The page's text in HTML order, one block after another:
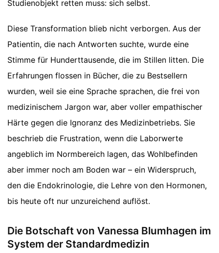
Studienobjekt retten muss: sich selbst.
Diese Transformation blieb nicht verborgen. Aus der
Patientin, die nach Antworten suchte, wurde eine
Stimme für Hunderttausende, die im Stillen litten. Die
Erfahrungen flossen in Bücher, die zu Bestsellern
wurden, weil sie eine Sprache sprachen, die frei von
medizinischem Jargon war, aber voller empathischer
Härte gegen die Ignoranz des Medizinbetriebs. Sie
beschrieb die Frustration, wenn die Laborwerte
angeblich im Normbereich lagen, das Wohlbefinden
aber immer noch am Boden war – ein Widerspruch,
den die Endokrinologie, die Lehre von den Hormonen,
bis heute oft nur unzureichend auflöst.
Die Botschaft von Vanessa Blumhagen im
System der Standardmedizin